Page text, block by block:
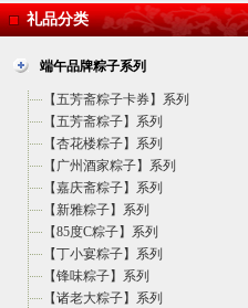
礼品分类
端午品牌粽子系列
【五芳斋粽子卡券】系列
【五芳斋粽子】系列
【杏花楼粽子】系列
【广州酒家粽子】系列
【嘉庆斋粽子】系列
【新雅粽子】系列
【85度C粽子】系列
【丁小宴粽子】系列
【锋味粽子】系列
【诸老大粽子】系列